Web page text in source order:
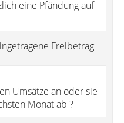
eine Pfändung auf
Freibetrag
Umsätze an oder sie
Monat ab ?